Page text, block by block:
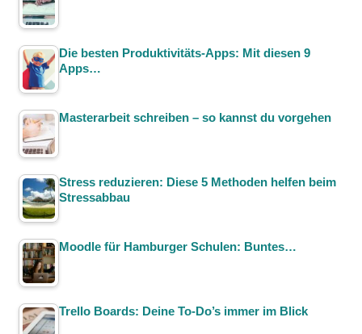
Die besten Produktivitäts-Apps: Mit diesen 9
Apps…
Masterarbeit schreiben – so kannst du vorgehen
Stress reduzieren: Diese 5 Methoden helfen beim
Stressabbau
Moodle für Hamburger Schulen: Buntes…
Trello Boards: Deine To-Do’s immer im Blick